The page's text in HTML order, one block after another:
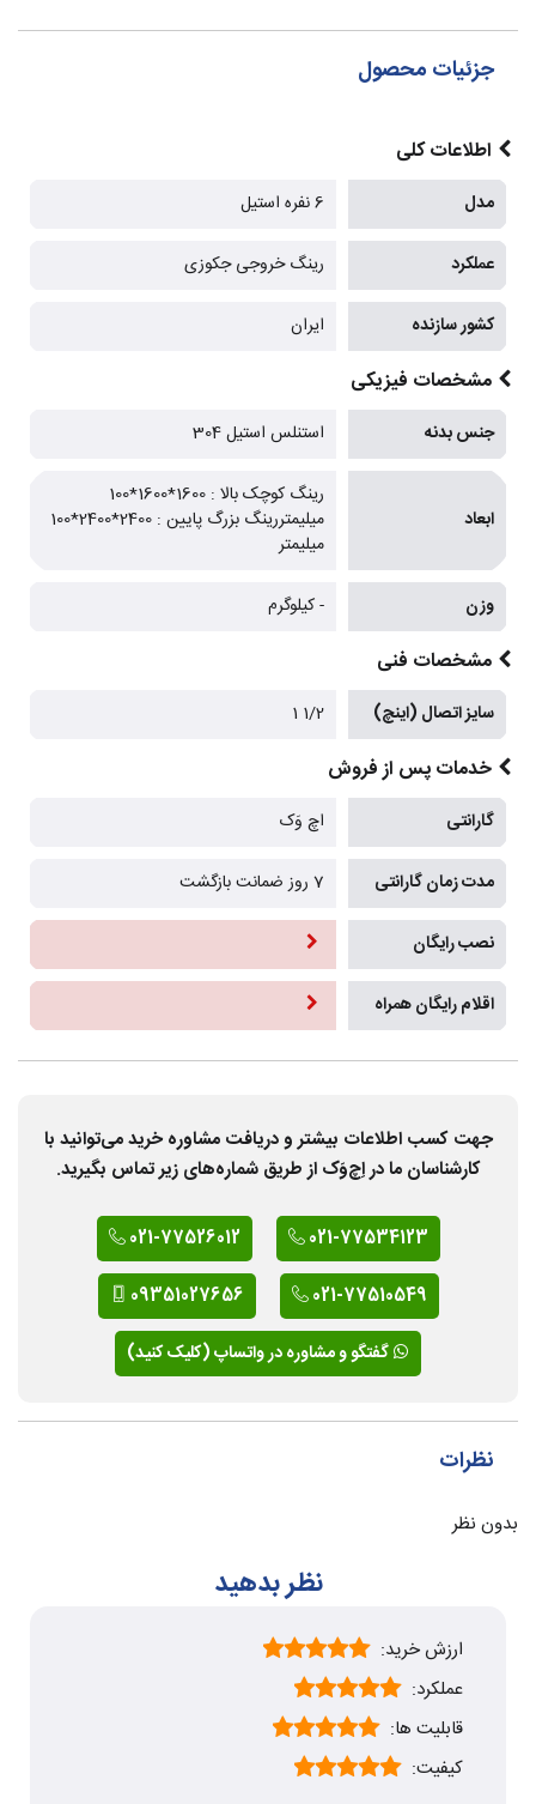
جزئیات محصول
اطلاعات کلی
مدل 6 نفره استیل
عملکرد رینگ خروجی جکوزی
کشور سازنده ایران
مشخصات فیزیکی
جنس بدنه استنلس استیل 304
ابعاد
رینگ کوچک بالا : 1600*1600*100
میلیمتررینگ بزرگ پایین : 2400*2400*100
میلیمتر
وزن - کیلوگرم
مشخصات فنی
سایز اتصال (اینچ) 1/2 1
خدمات پس از فروش
گارانتی اچ وَک
مدت زمان گارانتی 7 روز ضمانت بازگشت
نصب رایگان
اقلام رایگان همراه
جهت کسب اطلاعات بیشتر و دریافت مشاوره خرید می‌توانید با
کارشناسان ما در اِچ‌وَک از طریق شماره‌های زیر تماس بگیرید.
021-77534123
021-77526012
021-77510549
09351027656
گفتگو و مشاوره در واتساپ (کلیک کنید)
نظرات
بدون نظر
نظر بدهید
ارزش خرید:
عملکرد:
قابلیت ها:
کیفیت: